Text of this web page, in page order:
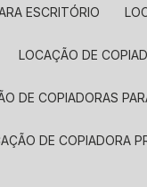
ESCRITÓRIO
LOCAÇÃO DE
DE COPIADORAS
DE COPIADORA